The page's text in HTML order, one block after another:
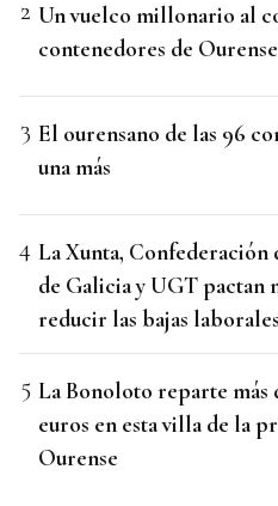
Un vuelco millonario al
contenedores de Ourense
El ourensano de las 96
una más
La Xunta, Confederación
de Galicia y UGT pactan
reducir las bajas laborales
La Bonoloto reparte más
euros en esta villa de la
Ourense